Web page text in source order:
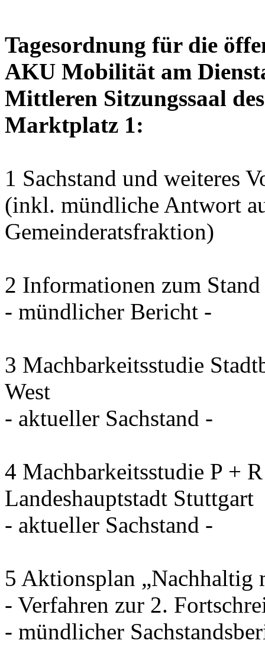
Tagesordnung für die
AKU Mobilität am
Mittleren Sitzungssaal
Marktplatz 1:
1 Sachstand und weiteres
(inkl. mündliche Antwort
Gemeinderatsfraktion)
2 Informationen zum
- mündlicher Bericht -
3 Machbarkeitsstudie
West
- aktueller Sachstand -
4 Machbarkeitsstudie P +
Landeshauptstadt Stuttgart
- aktueller Sachstand -
5 Aktionsplan „Nachhaltig
- Verfahren zur 2.
- mündlicher